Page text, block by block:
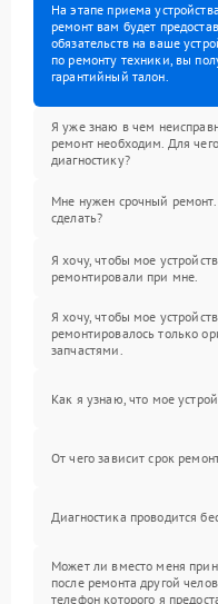
На этапе приема
ремонт вам будет
обязательств на ваше
по ремонту техники, вы
гарантийный талон.
Я уже знаю в чем
ремонт необходим. Для
диагностику?
Мне нужен срочный
сделать?
Я хочу, чтобы мое
ремонтировали при мне.
Я хочу, чтобы мое
ремонтировалось только
запчастями.
Как я узнаю, что мое
От чего зависит срок
Диагностика проводится
Может ли вместо меня
после ремонта другой
телефон которого я